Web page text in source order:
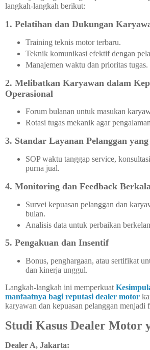
langkah-langkah berikut:
1. Pelatihan dan Dukungan
Training teknis motor terbaru.
Teknik komunikasi efektif dengan
Manajemen waktu dan prioritas tugas.
2. Melibatkan Karyawan dalam
Operasional
Forum bulanan untuk masukan
Rotasi tugas mekanik agar
3. Standar Layanan Pelanggan yang
SOP waktu tanggap service,
purna jual.
4. Monitoring dan Feedback Berkala
Survei kepuasan pelanggan dan
bulan.
Analisis data untuk perbaikan
5. Pengakuan dan Insentif
Bonus, penghargaan, atau sertifikat
dan kinerja unggul.
Langkah-langkah ini memperkuat
manfaatnya bagi reputasi dealer motor
karyawan dan kepuasan pelanggan menjadi
Studi Kasus Dealer Motor
Dealer A, Jakarta: